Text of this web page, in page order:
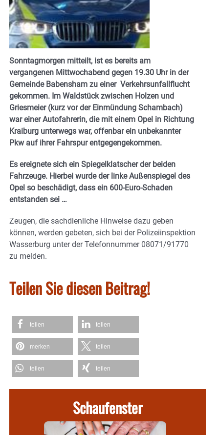
Sonntagmorgen mitteilt, ist es bereits am
vergangenen Mittwochabend gegen 19.30 Uhr in der
Gemeinde Babensham zu einer Verkehrsunfallflucht
gekommen. Im Waldstück zwischen Holzen und
Griesmeier (kurz vor der Einmündung Schambach)
war einer Autofahrerin, die mit einem Opel in Richtung
Kraiburg unterwegs war, offenbar ein unbekannter
Pkw auf ihrer Fahrspur entgegengekommen.
Es ereignete sich ein Spiegelklatscher der beiden
Fahrzeuge. Hierbei wurde der linke Außenspiegel des
Opel so beschädigt, dass ein 600-Euro-Schaden
entstanden sei …
Zeugen, die sachdienliche Hinweise dazu geben
können, werden gebeten, sich bei der Polizeiinspektion
Wasserburg unter der Telefonnummer 08071/91770
zu melden.
Teilen Sie diesen Beitrag!
teilen teilen
merken teilen
teilen teilen
Schaufenster